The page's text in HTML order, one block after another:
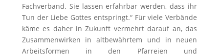
Fachverband. Sie lassen erfahrbar werden, dass ihr
Tun der Liebe Gottes entspringt.“ Für viele Verbände
käme es daher in Zukunft vermehrt darauf an, das
Zusammenwirken in altbewährtem und in neuen
Arbeitsformen in den Pfarreien und